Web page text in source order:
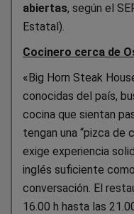
abiertas, según el
Estatal).
Cocinero cerca de
«Big Horn Steak
conocidas del país,
cocina que sientan
tengan una “pizca de
exige experiencia
inglés suficiente
conversación. El
16.00 h hasta las